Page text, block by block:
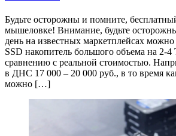
Будьте осторожны и помните,
мышеловке! Внимание, будьте
день на известных маркетплейсах
SSD накопитель большого объема на 2-4
сравнению с реальной стоимостью.
в ДНС 17 000 – 20 000 руб., в то время
можно […]